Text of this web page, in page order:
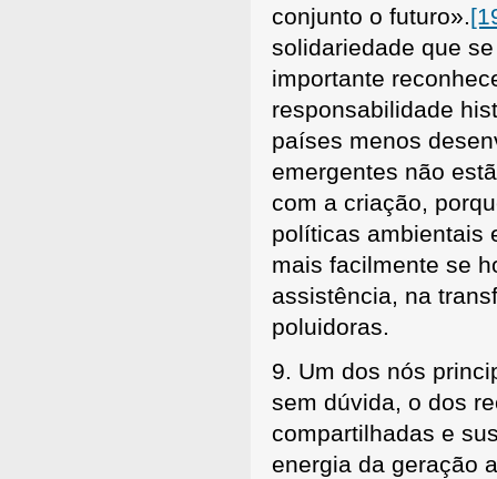
conjunto o futuro».
solidariedade que
importante
responsabilidade
países menos
emergentes não
com a criação,
políticas ambientais
mais facilmente se
assistência, na
poluidoras.
9. Um dos nós
sem dúvida, o dos
compartilhadas e
energia da geração